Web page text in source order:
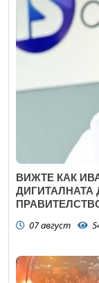
ВИЖТЕ КАК
07 август